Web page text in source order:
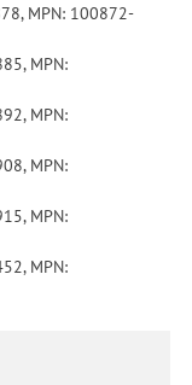
MPN: 100872-
MPN:
MPN:
MPN:
MPN:
MPN: